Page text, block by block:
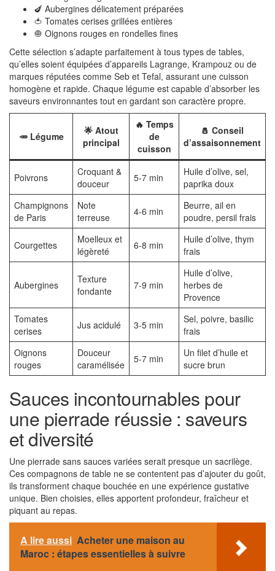
🍆 Aubergines délicatement préparées
🍅 Tomates cerises grillées entières
🧅 Oignons rouges en rondelles fines
Cette sélection s’adapte parfaitement à tous types de tables,
qu’elles soient équipées d’appareils Lagrange, Krampouz ou de
marques réputées comme Seb et Tefal, assurant une cuisson
homogène et rapide. Chaque légume est capable d’absorber les
saveurs environnantes tout en gardant son caractère propre.
🥕 Légume
🌟 Atout
principal
🔥 Temps
de
cuisson
🧂 Conseil
d’assaisonnement
Poivrons
Croquant &
douceur
5-7 min
Huile d’olive, sel,
paprika doux
Champignons
de Paris
Note
terreuse
4-6 min
Beurre, ail en
poudre, persil frais
Courgettes
Moelleux et
légèreté
6-8 min
Huile d’olive, thym
frais
Aubergines
Texture
fondante
7-9 min
Huile d’olive,
herbes de
Provence
Tomates
cerises
Jus acidulé 3-5 min
Sel, poivre, basilic
frais
Oignons
rouges
Douceur
caramélisée
5-7 min
Un filet d’huile et
sucre brun
Sauces incontournables pour
une pierrade réussie : saveurs
et diversité
Une pierrade sans sauces variées serait presque un sacrilège.
Ces compagnons de table ne se contentent pas d’ajouter du goût,
ils transforment chaque bouchée en une expérience gustative
unique. Bien choisies, elles apportent profondeur, fraîcheur et
piquant au repas.
A lire aussi Acheter une maison au
Maroc : étapes essentielles à suivre